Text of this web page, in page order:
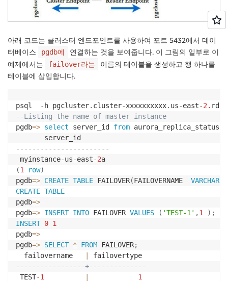
아래 코드는 클러스터 엔드포인트를 사용하여 포트 5432에서 데이
터베이스
pgdb에
연결하는 것을 보여줍니다. 이 그림의 일부로 이
예제에서는
failover라는
이름의 테이블을 생성하고 행 하나를
테이블에 삽입합니다.
psql - h pgcluster. cluster-xxxxxxxxxx. us-east-2. rds
--Listing the name of master instance
pgdb=> select server_id from aurora_replica_status
-----------------------
myinstance-us-east-2
(1 row)
pgdb=> CREATE TABLE FAILOVER(FAILOVERNAME VARCHAR
CREATE TABLE
pgdb=>
pgdb=> INSERT INTO FAILOVER VALUES ( 'TEST-1' ,1 ) ;
INSERT 0 1
pgdb=>
pgdb=> SELECT * FROM FAILOVER;
  failovername
-----------------+--------------
TEST-1
1